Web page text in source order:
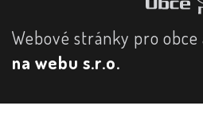
Webové stránky pro
na webu s.r.o.